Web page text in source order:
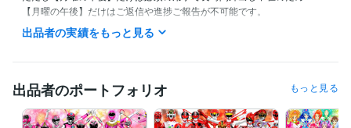
【月曜の午後】だけはご返信や進捗ご報告が不可能です。
また私の生活は体調によって夜型だったり昼型だったり変化し不規則で
ご理解いただけますと幸いです。
受賞歴
出品者の実績をもっと見る
出品者のポートフォリオ もっと見る